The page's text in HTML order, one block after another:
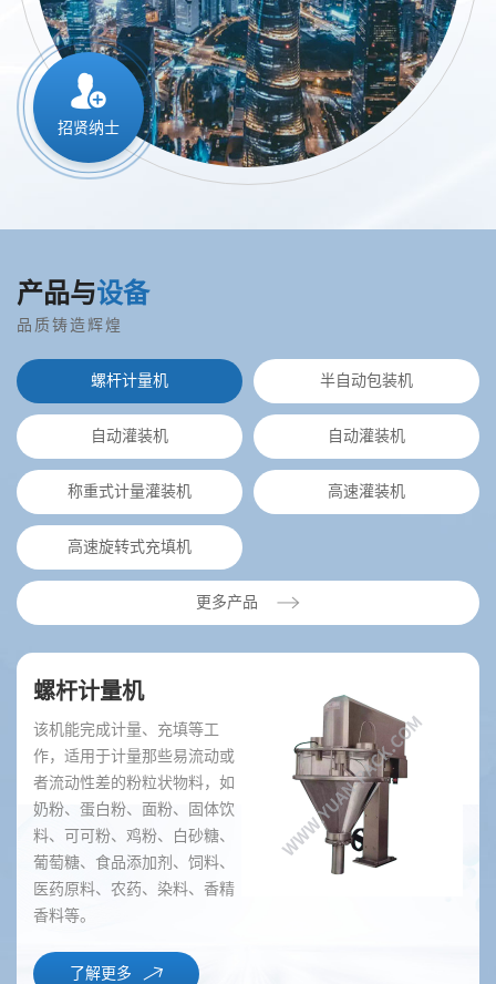
招贤纳士
产品与设备
品质铸造辉煌
螺杆计量机 半自动包装机
自动灌装机 自动灌装机
称重式计量灌装机 高速灌装机
高速旋转式充填机
更多产品
螺杆计量机
该机能完成计量、充填等工
作，适用于计量那些易流动或
者流动性差的粉粒状物料，如
奶粉、蛋白粉、面粉、固体饮
料、可可粉、鸡粉、白砂糖、
葡萄糖、食品添加剂、饲料、
医药原料、农药、染料、香精
香料等。
了解更多